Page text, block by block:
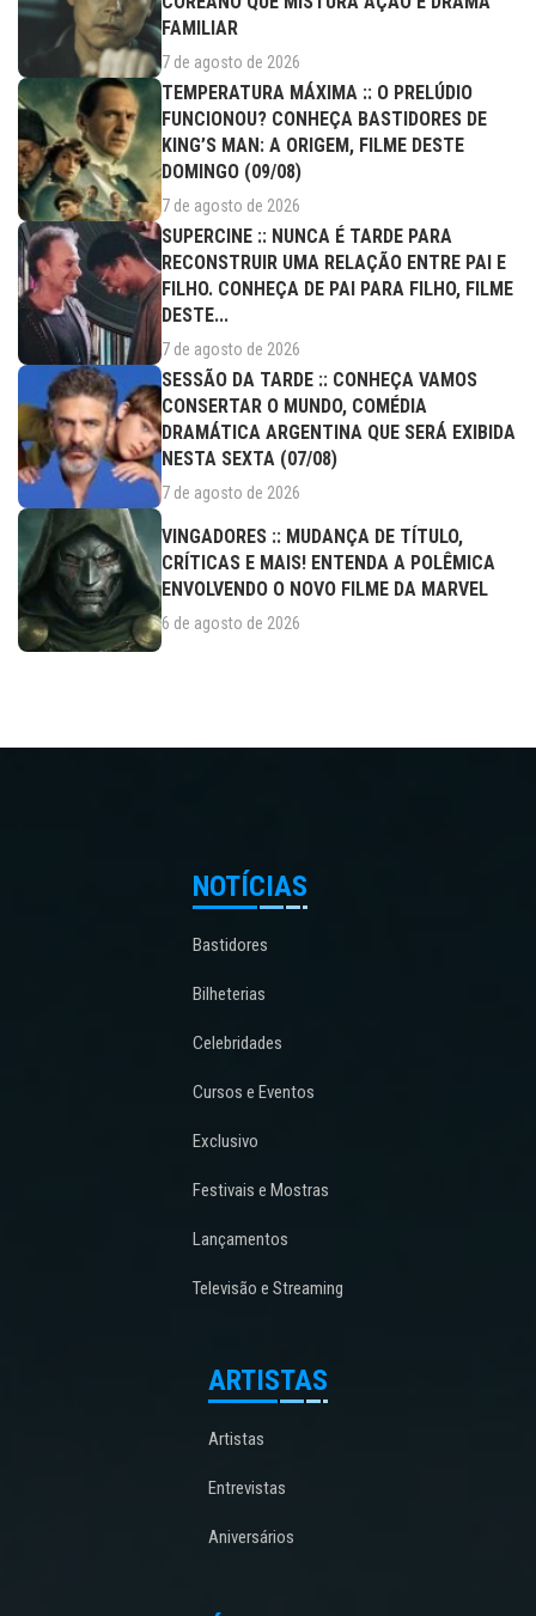
FAMILIAR
7 de agosto de 2026
TEMPERATURA MÁXIMA :: O PRELÚDIO
FUNCIONOU? CONHEÇA BASTIDORES DE
KING’S MAN: A ORIGEM, FILME DESTE
DOMINGO (09/08)
7 de agosto de 2026
SUPERCINE :: NUNCA É TARDE PARA
RECONSTRUIR UMA RELAÇÃO ENTRE PAI E
FILHO. CONHEÇA DE PAI PARA FILHO, FILME
DESTE...
7 de agosto de 2026
SESSÃO DA TARDE :: CONHEÇA VAMOS
CONSERTAR O MUNDO, COMÉDIA
DRAMÁTICA ARGENTINA QUE SERÁ EXIBIDA
NESTA SEXTA (07/08)
7 de agosto de 2026
VINGADORES :: MUDANÇA DE TÍTULO,
CRÍTICAS E MAIS! ENTENDA A POLÊMICA
ENVOLVENDO O NOVO FILME DA MARVEL
6 de agosto de 2026
NOTÍCIAS
Bastidores
Bilheterias
Celebridades
Cursos e Eventos
Exclusivo
Festivais e Mostras
Lançamentos
Televisão e Streaming
ARTISTAS
Artistas
Entrevistas
Aniversários